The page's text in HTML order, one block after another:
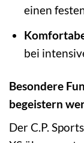
einen
bei
Besondere
begeistern
Der C.P.